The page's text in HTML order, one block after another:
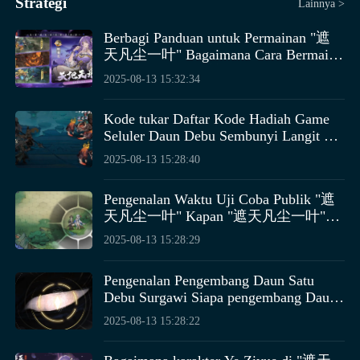
menghindari masalah semua bunga matang bersamaan
dan menunggu secara terpusat.
Entri untuk ganti pakaian interior toko bunga berada di
antarmuka utama, masuk ke ikon renovasi di sudut kanan
atas toko bunga. Toko bunga interior ini adalah rumah
sendiri para pemain, jumlah bunga di sini biasanya tidak
rangkaian bunga, hiasan, wallpaper, lantai, dan furnitur.
Pemain dapat melakukan penyesuaian bebas sesuai
selera, sistem dapat menyimpan hingga tiga skema
penyesuaian bebas, setelah pemain menciptakan adegan
sehingga akan lebih mudah untuk mengambil foto atau
menyelesaikan pesanan PC lainnya nanti.
memamerkan karya Anda kepada teman-teman,
membiarkan mereka merasakan kreativitas dan niat baik
Anda.
benar-benar membuat hasil penanaman virtual menjadi
bunga asli.
Inti dari game ini adalah menanam bunga, di dalam game
pemain dapat membuka berbagai jenis bunga, bunga-
bunga yang dibuka tersebut bisa ditanam, setelah
ditanam pemain dapat menjualnya atau menyelesaikan
misi, hal ini dapat memberikan koin dan pengalaman
Lainnya >
Berbagi Panduan untuk Permainan "遮
天凡尘一叶" Bagaimana Cara Bermain
untuk Pemula di "遮天凡尘一叶"
了原样。如果需要对游戏名称进行意
译，请告知。） Bagi pemula yang
ingin bermain "遮天凡尘一叶", berikut
2025-08-13 15:32:34
Kode tukar Daftar Kode Hadiah Game
Seluler Daun Debu Sembunyi Langit apa
saja? Berikut adalah pembagian Kode
2025-08-13 15:28:40
Pengenalan Waktu Uji Coba Publik "遮
天凡尘一叶" Kapan "遮天凡尘一叶"
Akan Diuji Coba Publik
2025-08-13 15:28:29
Pengenalan Pengembang Daun Satu
Debu Surgawi Siapa pengembang Daun
Satu Debu Surgawi?
2025-08-13 15:28:22